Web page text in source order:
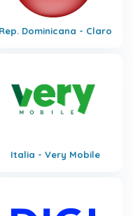
Rep. Dominicana - Claro
Italia - Very Mobile